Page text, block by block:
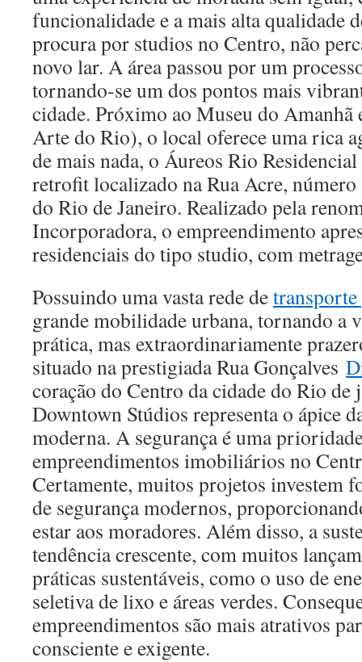
funcionalidade e a mais alta qualidade
procura por studios no Centro, não
novo lar. A área passou por um
tornando-se um dos pontos mais
cidade. Próximo ao Museu do
Arte do Rio), o local oferece uma rica
de mais nada, o Áureos Rio
retrofit localizado na Rua Acre,
do Rio de Janeiro. Realizado pela
Incorporadora, o empreendimento
residenciais do tipo studio, com
Possuindo uma vasta rede de
grande mobilidade urbana, tornando a
prática, mas extraordinariamente
situado na prestigiada Rua Gonçalves
coração do Centro da cidade do Rio de
Downtown Stúdios representa o ápice
moderna. A segurança é uma
empreendimentos imobiliários no
Certamente, muitos projetos investem
de segurança modernos,
estar aos moradores. Além disso, a
tendência crescente, com muitos
práticas sustentáveis, como o uso de
seletiva de lixo e áreas verdes.
empreendimentos são mais atrativos
consciente e exigente.